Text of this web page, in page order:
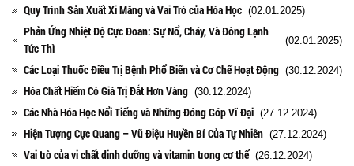
Quy Trình Sản Xuất Xi Măng và Vai Trò của Hóa Học (02.01.2025)
Phản Ứng Nhiệt Độ Cực Đoan: Sự Nổ, Cháy, Và Đông Lạnh
Tức Thì
(02.01.2025)
Các Loại Thuốc Điều Trị Bệnh Phổ Biến và Cơ Chế Hoạt Động (30.12.2024)
Hóa Chất Hiếm Có Giá Trị Đắt Hơn Vàng (30.12.2024)
Các Nhà Hóa Học Nổi Tiếng và Những Đóng Góp Vĩ Đại (27.12.2024)
Hiện Tượng Cực Quang – Vũ Điệu Huyền Bí Của Tự Nhiên (27.12.2024)
Vai trò của vi chất dinh dưỡng và vitamin trong cơ thể (26.12.2024)